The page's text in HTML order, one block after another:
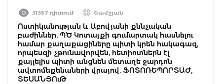
31357 դիտում Շամշյան
Ոստիկանության և Աբովյանի քննչական
բաժիններ, ՊԾ Կոտայքի գումարտակ հասնելու
համար քաղաքացիները պիտի կրեն հակագազ,
որպեսզի չթունավորվեն, հետիոտներն էլ
քայլելիս պիտի անցնեն մետաղե ջարդոն
ավտոմեքենաների վրայով. ՖՈՏՈՌԵՊՈՐՏԱԺ,
ՏԵՍԱՆՅՈւԹ